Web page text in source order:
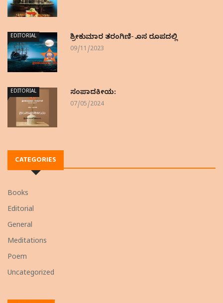
EDITORIAL ಶ್ರೀಕುಮಾರ ತರಂಗಿಣಿ- ಹೊಸ ರೂಪದಲ್ಲಿ
09/11/2023
EDITORIAL ಸಂಪಾದಕೀಯ:
07/05/2024
CATEGORIES
Books
Editorial
General
Meditations
Poem
Uncategorized